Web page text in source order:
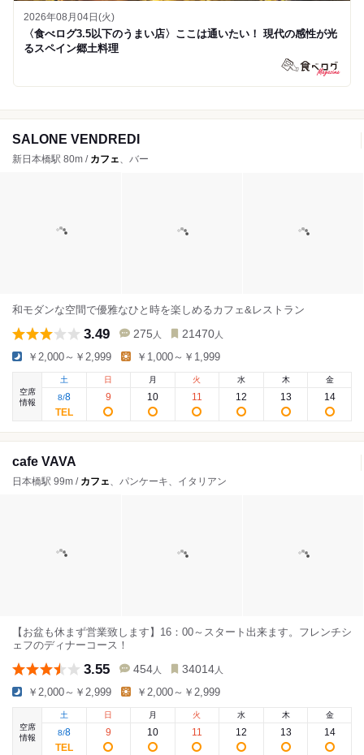
2026年08月04日(火)
〈食べログ3.5以下のうまい店〉ここは通いたい！ 現代の感性が光
るスペイン郷土料理
SALONE VENDREDI
新日本橋駅 80m / カフェ、バー
和モダンな空間で優雅なひと時を楽しめるカフェ&レストラン
3.49 275 人 21470 人
￥2,000～￥2,999 ￥1,000～￥1,999
空席
情報
土
8/8
日
9
月
10
火
11
水
12
木
13
金
14
cafe VAVA
日本橋駅 99m / カフェ、パンケーキ、イタリアン
【お盆も休まず営業致します】16：00～スタート出来ます。フレンチシ
ェフのディナーコース！
3.55 454 人 34014 人
￥2,000～￥2,999 ￥2,000～￥2,999
空席
情報
土
8/8
日
9
月
10
火
11
水
12
木
13
金
14